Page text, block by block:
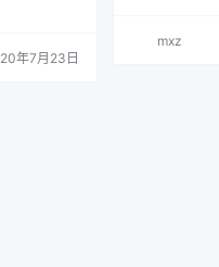
20年7月23日
mxz